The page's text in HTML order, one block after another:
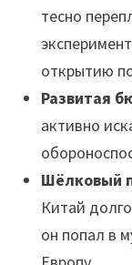
тесно
открытию
Развитая
активно
Шёлковый
Китай
он попал в